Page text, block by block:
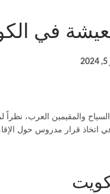
في
والمقيمين العرب،
اتخاذ قرار مدروس حول